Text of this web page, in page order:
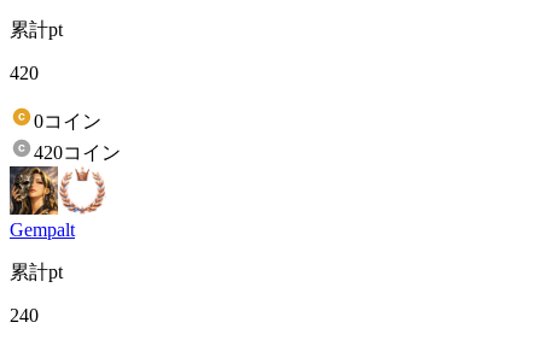
累計pt
420
0コイン
420コイン
Gempalt
累計pt
240